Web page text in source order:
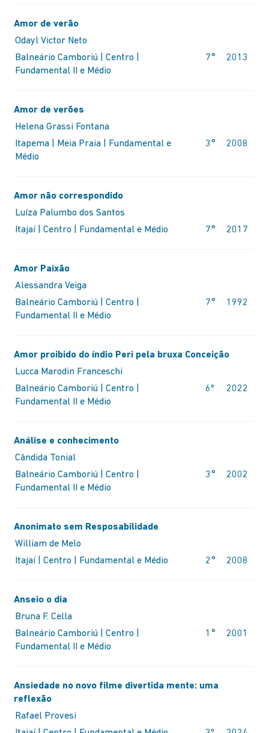
Amor de verão
Odayl Victor Neto
Balneário Camboriú | Centro |
Fundamental II e Médio
7° 2013
Amor de verões
Helena Grassi Fontana
Itapema | Meia Praia | Fundamental e
Médio
3° 2008
Amor não correspondido
Luíza Palumbo dos Santos
Itajaí | Centro | Fundamental e Médio
7° 2017
Amor Paixão
Alessandra Veiga
Balneário Camboriú | Centro |
Fundamental II e Médio
7° 1992
Amor proibido do índio Peri pela bruxa Conceição
Lucca Marodin Franceschi
Balneário Camboriú | Centro |
Fundamental II e Médio
6º 2022
Análise e conhecimento
Cândida Tonial
Balneário Camboriú | Centro |
Fundamental II e Médio
3° 2002
Anonimato sem Resposabilidade
William de Melo
Itajaí | Centro | Fundamental e Médio
2° 2008
Anseio o dia
Bruna F. Cella
Balneário Camboriú | Centro |
Fundamental II e Médio
1° 2001
Ansiedade no novo filme divertida mente: uma
reflexão
Rafael Provesi